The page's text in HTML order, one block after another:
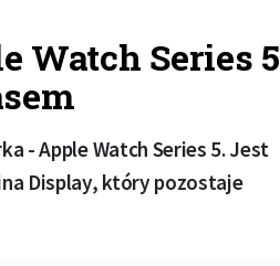
Watch Series 5
- Apple Watch Series 5. Jest
Display, który pozostaje